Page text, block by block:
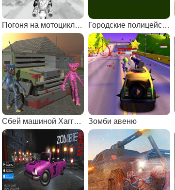
Погоня на мотоцикле за зомби Городские полицейские машины
Сбей машиной Хагги Вагги Зомби авеню